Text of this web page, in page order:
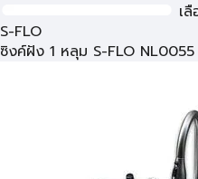
เ
S-FLO
ซิงค์ฝัง 1 หลุม S-FLO